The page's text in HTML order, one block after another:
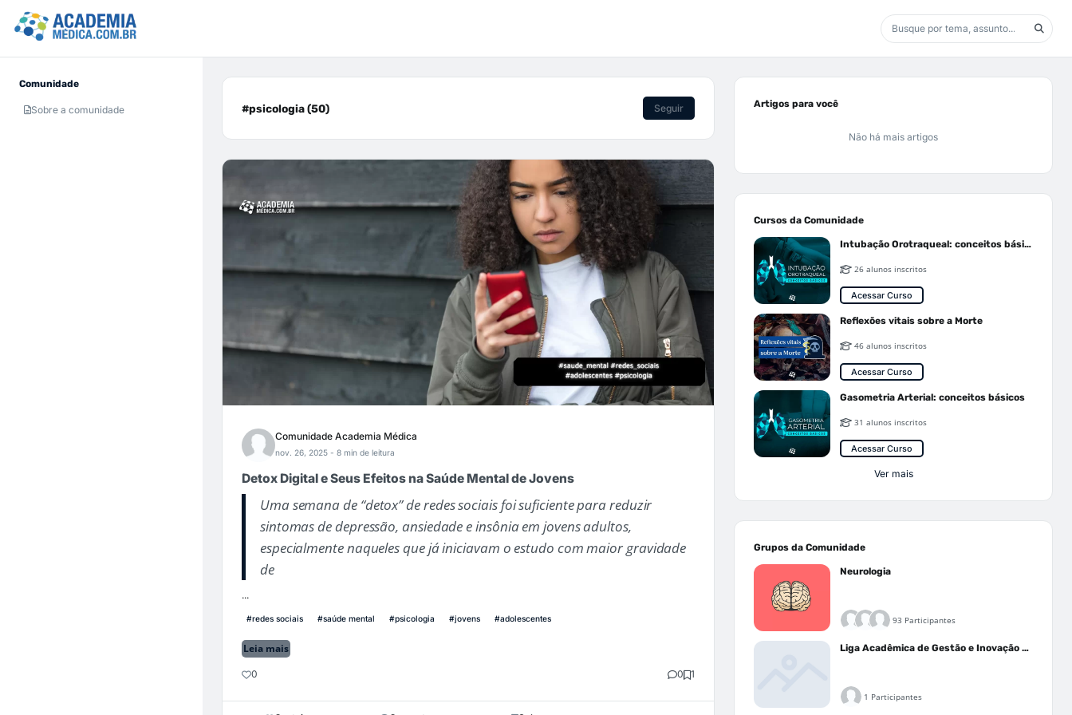
Comunidade
Sobre a comunidade #psicologia (50) Seguir
Comunidade Academia Médica
nov. 26, 2025 - 8 min de leitura
Detox Digital e Seus Efeitos na Saúde Mental de Jovens
Uma semana de “detox” de redes sociais foi suficiente para reduzir
sintomas de depressão, ansiedade e insônia em jovens adultos,
especialmente naqueles que já iniciavam o estudo com maior gravidade
de
...
#redes sociais #saúde mental #psicologia #jovens #adolescentes
Leia mais
0 0 1
Artigos para você
Não há mais artigos
Cursos da Comunidade
Intubação Orotraqueal: conceitos básicos
26 alunos inscritos
Acessar Curso
Reflexões vitais sobre a Morte
46 alunos inscritos
Acessar Curso
Gasometria Arterial: conceitos básicos
31 alunos inscritos
Acessar Curso
Ver mais
Grupos da Comunidade
Neurologia
93 Participantes
Liga Acadêmica de Gestão e Inovação Médica - LAGIM
1 Participantes